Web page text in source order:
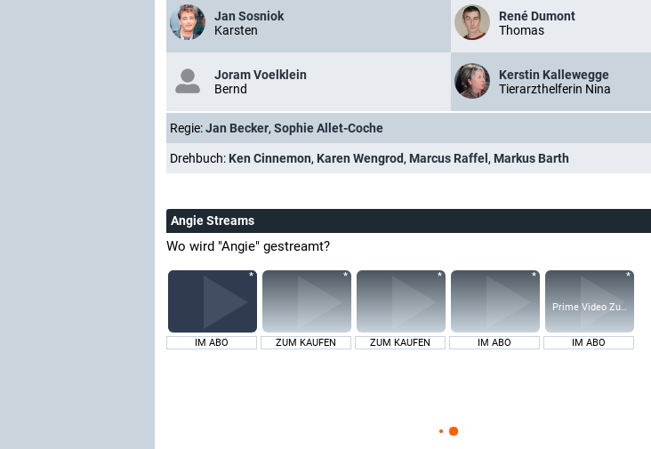
Jan Sosniok
Karsten
René Dumont
Thomas
Joram Voelklein
Bernd
Kerstin Kallewegge
Tierarzthelferin Nina
Regie:Jan Becker, Sophie Allet-Coche
Drehbuch: Ken Cinnemon, Karen Wengrod, Marcus Raffel , Markus Barth
Angie Streams
Wo wird "Angie" gestreamt?
IM ABO ZUM KAUFEN ZUM KAUFEN IM ABO
Prime Video Zusatz-
IM ABO